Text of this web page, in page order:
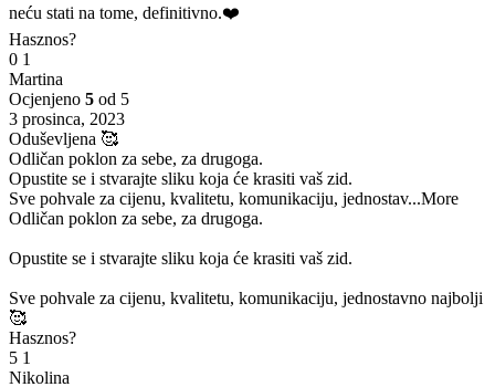
neću stati na tome, definitivno.❤️
Hasznos?
0 1
Martina
Ocjenjeno 5 od 5
3 prosinca, 2023
Oduševljena 🥰
Odličan poklon za sebe, za drugoga.
Opustite se i stvarajte sliku koja će krasiti vaš zid.
Sve pohvale za cijenu, kvalitetu, komunikaciju, jednostav...More
Odličan poklon za sebe, za drugoga.
Opustite se i stvarajte sliku koja će krasiti vaš zid.
Sve pohvale za cijenu, kvalitetu, komunikaciju, jednostavno najbolji
🥰
Hasznos?
5 1
Nikolina